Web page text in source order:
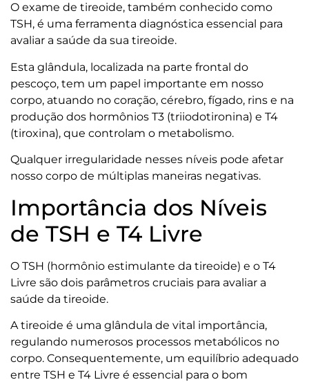
O exame de tireoide, também conhecido como
TSH, é uma ferramenta diagnóstica essencial para
avaliar a saúde da sua tireoide.
Esta glândula, localizada na parte frontal do
pescoço, tem um papel importante em nosso
corpo, atuando no coração, cérebro, fígado, rins e na
produção dos hormônios T3 (triiodotironina) e T4
(tiroxina), que controlam o metabolismo.
Qualquer irregularidade nesses níveis pode afetar
nosso corpo de múltiplas maneiras negativas.
Importância dos Níveis
de TSH e T4 Livre
O TSH (hormônio estimulante da tireoide) e o T4
Livre são dois parâmetros cruciais para avaliar a
saúde da tireoide.
A tireoide é uma glândula de vital importância,
regulando numerosos processos metabólicos no
corpo. Consequentemente, um equilíbrio adequado
entre TSH e T4 Livre é essencial para o bom